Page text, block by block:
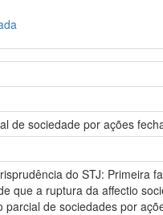
de sociedade por ações
do STJ: Primeira
que a ruptura da affectio
parcial de sociedades por